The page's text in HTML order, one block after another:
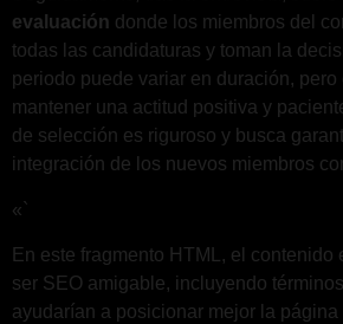
evaluación donde los miembros del
todas las candidaturas y toman la
periodo puede variar en duración, pero
mantener una actitud positiva y
de selección es riguroso y busca
integración de los nuevos miembros
«`
En este fragmento HTML, el contenido
ser SEO amigable, incluyendo
ayudarían a posicionar mejor la